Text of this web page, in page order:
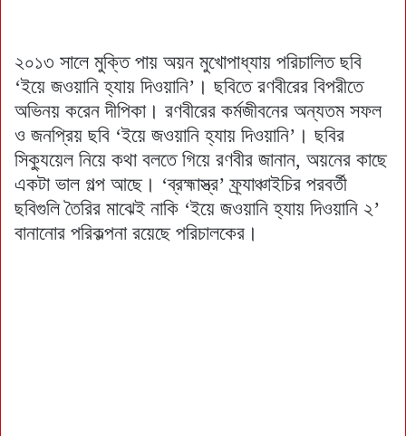
২০১৩ সালে মুক্তি পায় অয়ন মুখোপাধ্যায় পরিচালিত ছবি
‘ইয়ে জওয়ানি হ্যায় দিওয়ানি’। ছবিতে রণবীরের বিপরীতে
অভিনয় করেন দীপিকা। রণবীরের কর্মজীবনের অন্যতম সফল
ও জনপ্রিয় ছবি ‘ইয়ে জওয়ানি হ্যায় দিওয়ানি’। ছবির
সিক্যুয়েল নিয়ে কথা বলতে গিয়ে রণবীর জানান, অয়নের কাছে
একটা ভাল গল্প আছে। ‘ব্রহ্মাস্ত্র’ ফ্র্যাঞ্চাইচির পরবর্তী
ছবিগুলি তৈরির মাঝেই নাকি ‘ইয়ে জওয়ানি হ্যায় দিওয়ানি ২’
বানানোর পরিকল্পনা রয়েছে পরিচালকের।